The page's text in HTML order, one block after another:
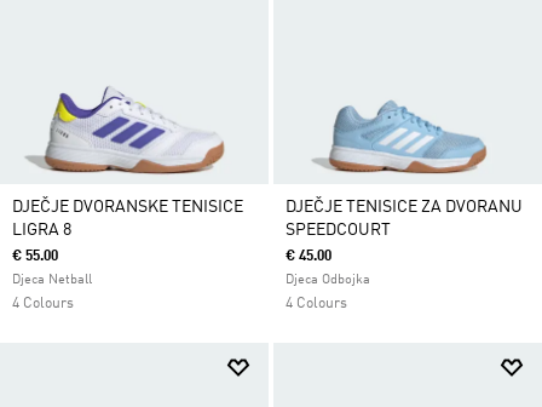
DJEČJE DVORANSKE TENISICE
LIGRA 8
€ 55.00
Djeca Netball
4 Colours
DJEČJE TENISICE ZA DVORANU
SPEEDCOURT
€ 45.00
Djeca Odbojka
4 Colours